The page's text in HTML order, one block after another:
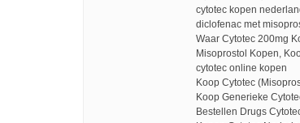
cytotec kopen
diclofenac met
Waar Cytotec 200mg
Misoprostol Kopen,
cytotec online kopen
Koop Cytotec
Koop Generieke
Bestellen Drugs